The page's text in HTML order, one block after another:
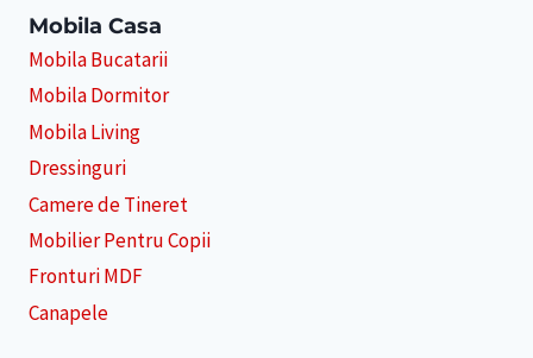
Mobila Casa
Mobila Bucatarii
Mobila Dormitor
Mobila Living
Dressinguri
Camere de Tineret
Mobilier Pentru Copii
Fronturi MDF
Canapele